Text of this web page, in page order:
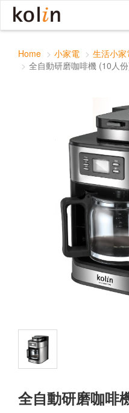
全自動研磨咖啡機 (10人
Home 小家電 生活小家
全自動研磨咖啡機 (10人
全自動研磨咖啡